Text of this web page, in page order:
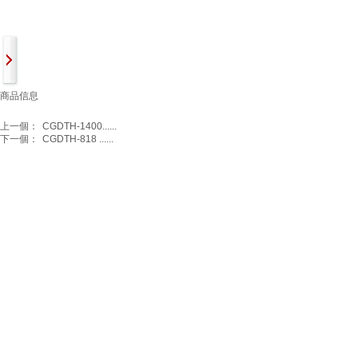
商品信息
上一個：
CGDTH-1400......
下一個：
CGDTH-818 ......